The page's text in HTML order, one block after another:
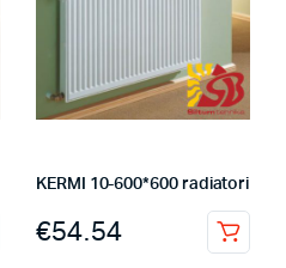
KERMI 10-600*600 radiatori
€54.54